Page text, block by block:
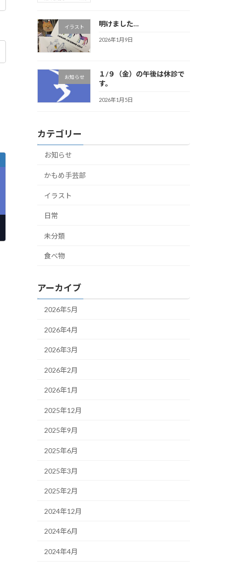
イラスト 明けました…
2026年1月9日
お知らせ
１/９（金）の午後は休診で
す。
2026年1月5日
カテゴリー
お知らせ
かもめ手芸部
イラスト
日常
未分類
食べ物
アーカイブ
2026年5月
2026年4月
2026年3月
2026年2月
2026年1月
2025年12月
2025年9月
2025年6月
2025年3月
2025年2月
2024年12月
2024年6月
2024年4月